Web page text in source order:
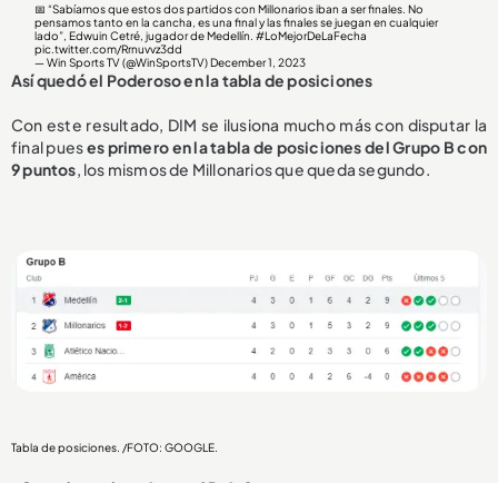
📅 “Sabíamos que estos dos partidos con Millonarios iban a ser finales. No
pensamos tanto en la cancha, es una final y las finales se juegan en cualquier
lado”, Edwuin Cetré, jugador de Medellín.#LoMejorDeLaFecha
pic.twitter.com/Rrnuvvz3dd
— Win Sports TV (@WinSportsTV)December 1, 2023
Así quedó el Poderoso en la tabla de posiciones
Con este resultado, DIM se ilusiona mucho más con disputar la
final pueses primero en la tabla de posiciones del Grupo B con
9 puntos , los mismos de Millonarios que queda segundo.
Tabla de posiciones. /FOTO: GOOGLE.